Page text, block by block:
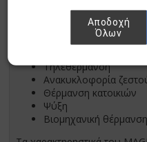
Κλιματισμός
Θέρμανση Εμπορικών
Commercial hot
Τηλεθέρμανση
Ανακυκλοφορία
Θέρμανση κατοικιών
Ψύξη
Βιομηχανική θέρμανση
Αποδοχή
Όλων